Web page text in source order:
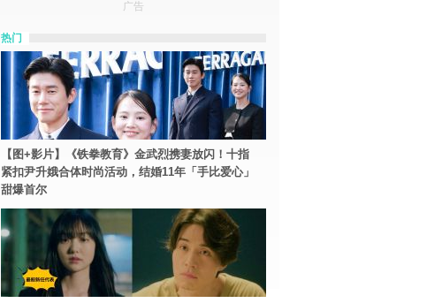
广告
热门
【图+影片】《铁拳教育》金武烈携妻放闪！十指
紧扣尹升娥合体时尚活动，结婚11年「手比爱心」
甜爆首尔